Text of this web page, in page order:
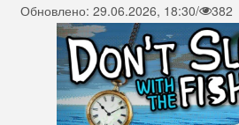
Обновлено: 29.06.2026, 18:30/ 382